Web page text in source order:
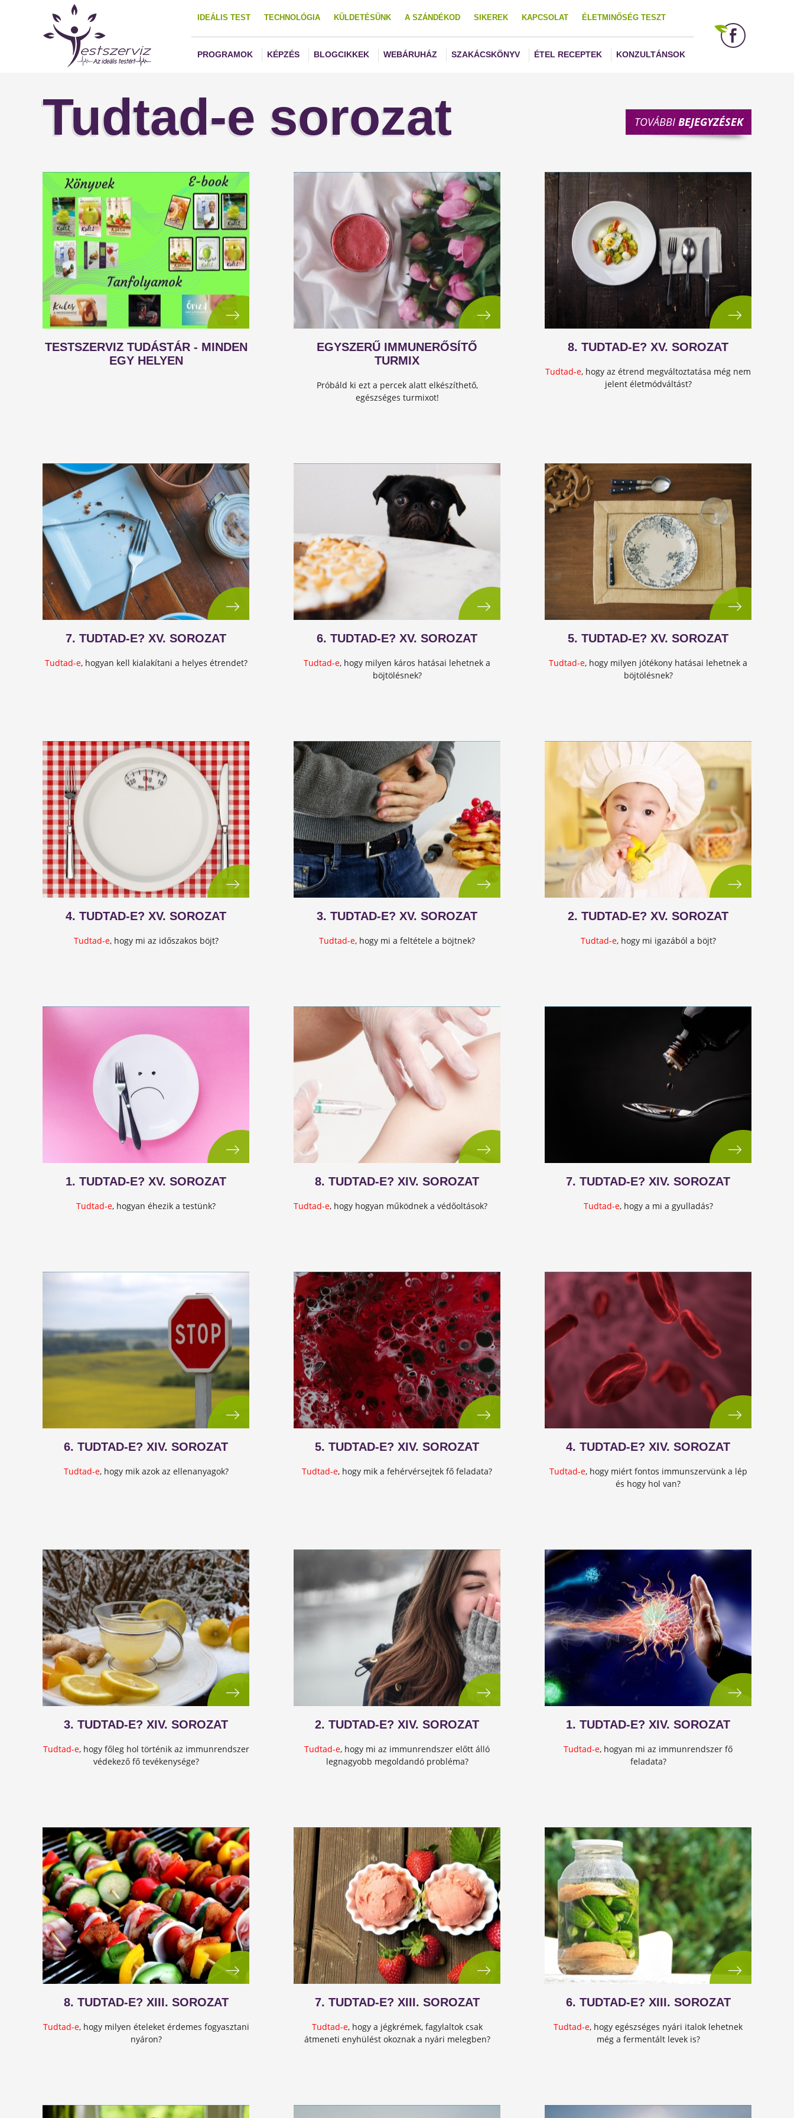
IDEÁLIS TEST TECHNOLÓGIA KÜLDETÉSÜNK A SZÁNDÉKOD SIKEREK KAPCSOLAT ÉLETMINŐSÉG TESZT
PROGRAMOK KÉPZÉS BLOGCIKKEK WEBÁRUHÁZ SZAKÁCSKÖNYV ÉTEL RECEPTEK KONZULTÁNSOK
Tudtad-e sorozat TOVÁBBIBEJEGYZÉSEK
TESTSZERVIZ TUDÁSTÁR - MINDEN
EGY HELYEN
EGYSZERŰ IMMUNERŐSÍTŐ
TURMIX
Próbáld ki ezt a percek alatt elkészíthető,
egészséges turmixot!
8. TUDTAD-E? XV. SOROZAT
Tudtad-e, hogy az étrend megváltoztatása még nem
jelent életmódváltást?
7. TUDTAD-E? XV. SOROZAT
Tudtad-e, hogyan kell kialakítani a helyes étrendet?
6. TUDTAD-E? XV. SOROZAT
Tudtad-e, hogy milyen káros hatásai lehetnek a
böjtölésnek?
5. TUDTAD-E? XV. SOROZAT
Tudtad-e, hogy milyen jótékony hatásai lehetnek a
böjtölésnek?
4. TUDTAD-E? XV. SOROZAT
Tudtad-e, hogy mi az időszakos böjt?
3. TUDTAD-E? XV. SOROZAT
Tudtad-e, hogy mi a feltétele a böjtnek?
2. TUDTAD-E? XV. SOROZAT
Tudtad-e, hogy mi igazából a böjt?
1. TUDTAD-E? XV. SOROZAT
Tudtad-e, hogyan éhezik a testünk?
8. TUDTAD-E? XIV. SOROZAT
Tudtad-e, hogy hogyan működnek a védőoltások?
7. TUDTAD-E? XIV. SOROZAT
Tudtad-e, hogy a mi a gyulladás?
6. TUDTAD-E? XIV. SOROZAT
Tudtad-e, hogy mik azok az ellenanyagok?
5. TUDTAD-E? XIV. SOROZAT
Tudtad-e, hogy mik a fehérvérsejtek fő feladata?
4. TUDTAD-E? XIV. SOROZAT
Tudtad-e, hogy miért fontos immunszervünk a lép
és hogy hol van?
3. TUDTAD-E? XIV. SOROZAT
Tudtad-e, hogy főleg hol történik az immunrendszer
védekező fő tevékenysége?
2. TUDTAD-E? XIV. SOROZAT
Tudtad-e, hogy mi az immunrendszer előtt álló
legnagyobb megoldandó probléma?
1. TUDTAD-E? XIV. SOROZAT
Tudtad-e, hogyan mi az immunrendszer fő
feladata?
8. TUDTAD-E? XIII. SOROZAT
Tudtad-e, hogy milyen ételeket érdemes fogyasztani
nyáron?
7. TUDTAD-E? XIII. SOROZAT
Tudtad-e, hogy a jégkrémek, fagylaltok csak
átmeneti enyhülést okoznak a nyári melegben?
6. TUDTAD-E? XIII. SOROZAT
Tudtad-e, hogy egészséges nyári italok lehetnek
még a fermentált levek is?